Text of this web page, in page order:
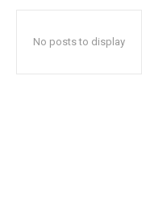
No posts to display